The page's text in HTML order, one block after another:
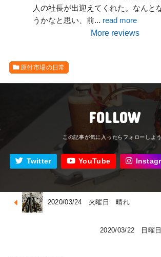
人の社長が出迎えてくれた。なんと
うかなと思い、前... read more
More reviews
原付市場の日常
FOLLOW
Twitter YouTube
2020/03/24 火曜日 晴れ
2020/03/22 日曜